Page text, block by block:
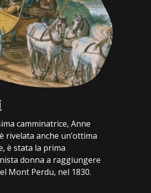
camminatrice, Anne
rivelata anche un’ottima
è stata la prima
donna a raggiungere
Mont Perdu, nel 1830.